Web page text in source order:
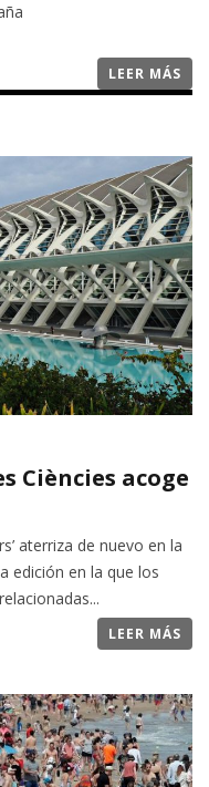
LEER MÁS
Ciències acoge
aterriza de nuevo en la
edición en la que los
LEER MÁS